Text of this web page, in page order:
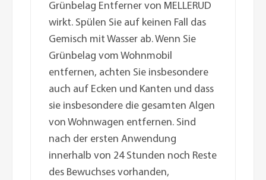
Grünbelag Entferner von MELLERUD
wirkt. Spülen Sie auf keinen Fall das
Gemisch mit Wasser ab. Wenn Sie
Grünbelag vom Wohnmobil
entfernen, achten Sie insbesondere
auch auf Ecken und Kanten und dass
sie insbesondere die gesamten Algen
von Wohnwagen entfernen. Sind
nach der ersten Anwendung
innerhalb von 24 Stunden noch Reste
des Bewuchses vorhanden,